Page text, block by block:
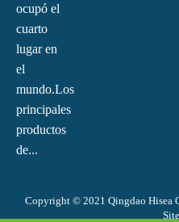
ocupó el
cuarto
lugar en
el
mundo.Los
principales
productos
de...
Copyright © 2021 Qingdao Hisea